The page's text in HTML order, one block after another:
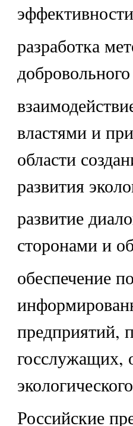
разработка
властями и
области
развития
развитие
сторонами и
обеспечение
предприятий,
госслужащих,
Российские